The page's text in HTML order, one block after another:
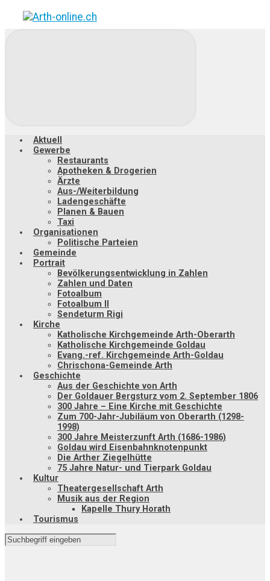
Zum
Hauptinhalt
Aktuell
Gewerbe
Restaurants
Apotheken & Drogerien
Ärzte
Aus-/Weiterbildung
Ladengeschäfte
Planen & Bauen
Taxi
Organisationen
Politische Parteien
Gemeinde
Portrait
Bevölkerungsentwicklung in Zahlen
Zahlen und Daten
Fotoalbum
Fotoalbum II
Sendeturm Rigi
Kirche
Katholische Kirchgemeinde Arth-Oberarth
Katholische Kirchgemeinde Goldau
Evang.-ref. Kirchgemeinde Arth-Goldau
Chrischona-Gemeinde Arth
Geschichte
Aus der Geschichte von Arth
Der Goldauer Bergsturz vom 2. September 1806
300 Jahre – Eine Kirche mit Geschichte
Zum 700-Jahr-Jubiläum von Oberarth (1298-
1998)
300 Jahre Meisterzunft Arth (1686-1986)
Goldau wird Eisenbahnknotenpunkt
Die Arther Ziegelhütte
75 Jahre Natur- und Tierpark Goldau
Kultur
Theatergesellschaft Arth
Musik aus der Region
Kapelle Thury Horath
Tourismus